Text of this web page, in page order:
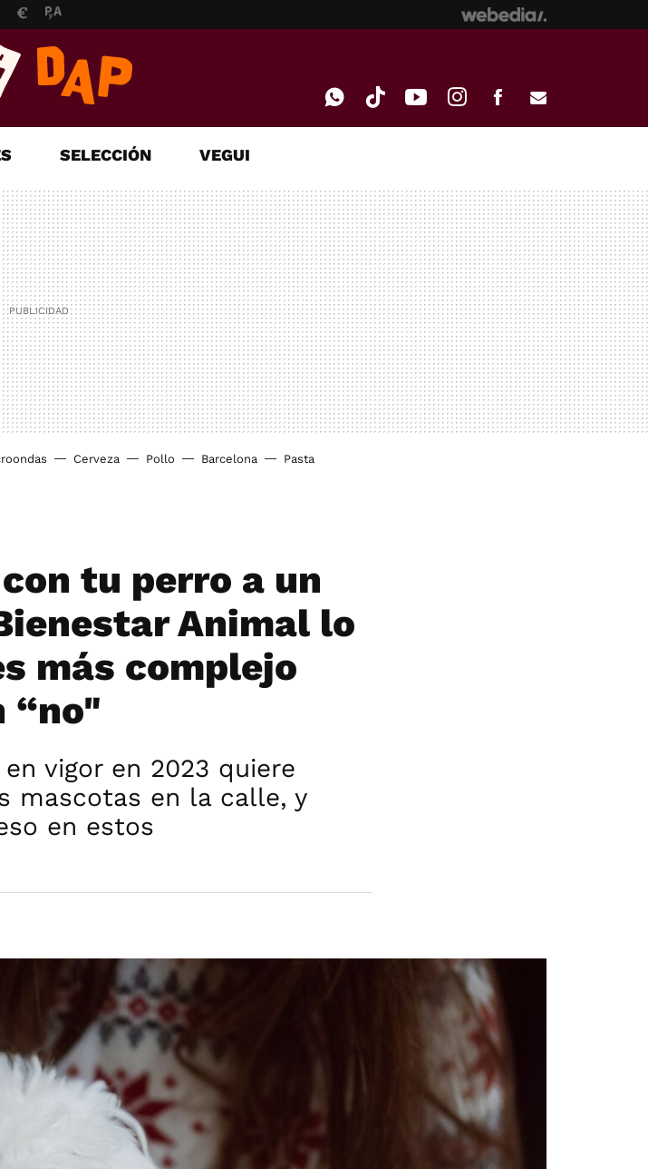
MAIL
SELECCIÓN VEGUI
Cerveza Pollo Barcelona Pasta
tu perro a un
Animal lo
más complejo
“no"
vigor en 2023 quiere
mascotas en la calle, y
en estos